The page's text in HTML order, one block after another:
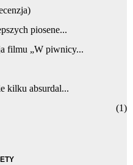
piosene...
filmu „W piwnicy...
kilku absurdal...
(1)